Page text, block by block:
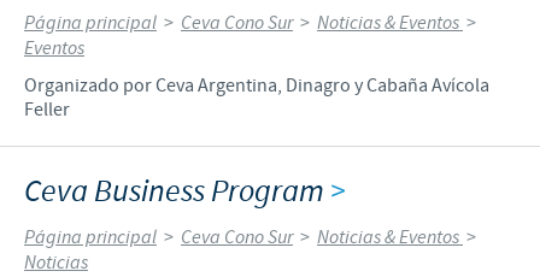
Página principal > Ceva Cono Sur > Noticias & Eventos >
Eventos
Organizado por Ceva Argentina, Dinagro y Cabaña Avícola
Feller
Ceva Business Program >
Página principal > Ceva Cono Sur > Noticias & Eventos >
Noticias